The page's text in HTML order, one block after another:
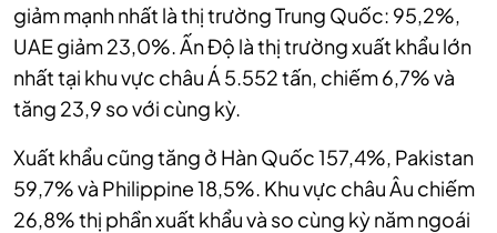
giảm mạnh nhất là thị trường Trung Quốc: 95,2%,
UAE giảm 23,0%. Ấn Độ là thị trường xuất khẩu lớn
nhất tại khu vực châu Á 5.552 tấn, chiếm 6,7% và
tăng 23,9 so với cùng kỳ.
Xuất khẩu cũng tăng ở Hàn Quốc 157,4%, Pakistan
59,7% và Philippine 18,5%. Khu vực châu Âu chiếm
26,8% thị phần xuất khẩu và so cùng kỳ năm ngoái